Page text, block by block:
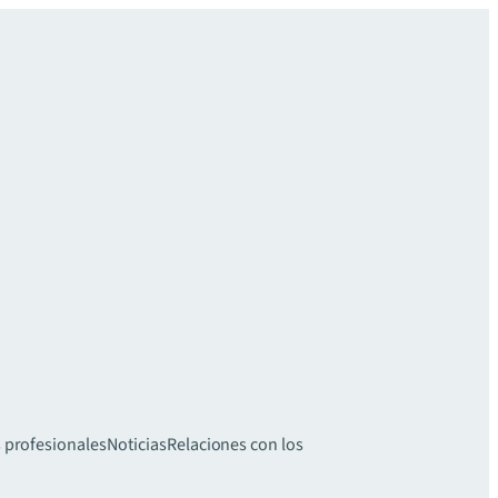
profesionalesNoticiasRelaciones con los